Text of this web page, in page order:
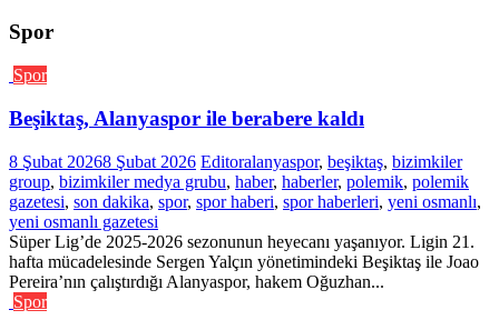
Spor
Spor
Beşiktaş, Alanyaspor ile berabere kaldı
8 Şubat 20268 Şubat 2026 Editoralanyaspor, beşiktaş, bizimkiler
group, bizimkiler medya grubu, haber, haberler, polemik, polemik
gazetesi, son dakika, spor, spor haberi, spor haberleri, yeni osmanlı,
yeni osmanlı gazetesi
Süper Lig’de 2025-2026 sezonunun heyecanı yaşanıyor. Ligin 21.
hafta mücadelesinde Sergen Yalçın yönetimindeki Beşiktaş ile Joao
Pereira’nın çalıştırdığı Alanyaspor, hakem Oğuzhan...
Spor